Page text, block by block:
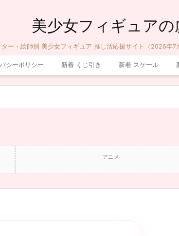
美少女フィギュアの
ター・絵師別 美少女フィギュア 推し活応援サイト（2026年7
シーポリシー 新着 くじ引き 新着 スケール
アニメ